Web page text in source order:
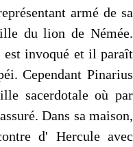
armé de sa
du lion de Némée.
est invoqué et il paraît
Cependant Pinarius
sacerdotale où par
Dans sa maison,
d' Hercule avec